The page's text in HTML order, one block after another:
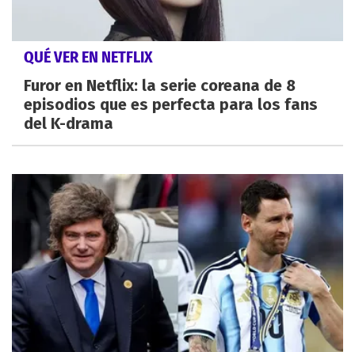
QUÉ VER EN NETFLIX
Furor en Netflix: la serie coreana de 8
episodios que es perfecta para los fans
del K-drama